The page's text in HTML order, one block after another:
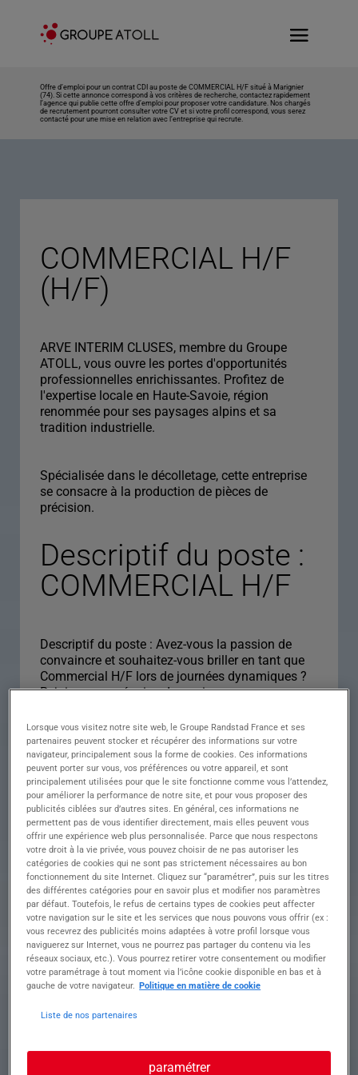
Offre d’emploi pour un contrat CDI au poste de COMMERCIAL H/F situé à Marignier
(74). Si cette annonce correspond à vos critères de recherche, contactez rapidement
l’agence qui publie cette offre d’emploi pour proposer votre candidature. Nos chargés
de recrutement pourront consulter votre CV et si votre profil correspond, vous serez
contacté pour une mise en relation avec l’entreprise qui recrute.
COMMERCIAL H/F
(H/F)
ARVE INTERIM CLUSES, membre du Groupe
ATOLL, vous ouvre les portes d'opportunités
professionnelles enrichissantes. Profitez de
l'expertise locale en Haute-Savoie, région
renommée pour ses paysages alpins et sa
tradition industrielle.
Spécialisée dans le décolletage, cette entreprise
se consacre à la production de pièces de
précision.
Descriptif du poste :
COMMERCIAL H/F
Descriptif du poste : Avez-vous la passion de
convaincre et souhaitez-vous briller en tant que
Commercial H/F lors de journées dynamiques ?
Rejoignez une équipe dynamique pour
commerciales fructueuses avec nos partenaires
et clients.
• Développer le chiffre d'affaires de différents
comptes
• Entretenir une relation dynamique et de
confiance avec les différents clients
• Animer la relation client (réunions, visites, email,
téléphone)
• Analyser les besoins des clients et être force de
propositions
• Obtenir, répondre et négocier des appels d'offres
• Concevoir/élaborer des offres financières et
techniques de manière précise et détaillée (en
s'appuyant si besoin sur les services
méthodes/qualité/achats)
• Assurer les négociations, contractualisations et
• Représenter l'entreprise lors de salons et
Lorsque vous visitez notre site web, le Groupe Randstad France et ses
partenaires peuvent stocker et récupérer des informations sur votre
navigateur, principalement sous la forme de cookies. Ces informations
peuvent porter sur vous, vos préférences ou votre appareil, et sont
principalement utilisées pour que le site fonctionne comme vous l’attendez,
pour améliorer la performance de notre site, et pour vous proposer des
publicités ciblées sur d’autres sites. En général, ces informations ne
permettent pas de vous identifier directement, mais elles peuvent vous
offrir une expérience web plus personnalisée. Parce que nous respectons
votre droit à la vie privée, vous pouvez choisir de ne pas autoriser les
catégories de cookies qui ne sont pas strictement nécessaires au bon
fonctionnement du site Internet. Cliquez sur “paramétrer”, puis sur les titres
des différentes catégories pour en savoir plus et modifier nos paramètres
par défaut. Toutefois, le refus de certains types de cookies peut affecter
votre navigation sur le site et les services que nous pouvons vous offrir (ex :
vous recevrez des publicités moins adaptées à votre profil lorsque vous
naviguerez sur Internet, vous ne pourrez pas partager du contenu via les
réseaux sociaux, etc.). Vous pourrez retirer votre consentement ou modifier
votre paramétrage à tout moment via l’icône cookie disponible en bas et à
gauche de votre navigateur. Politique en matière de cookie
Liste de nos partenaires
paramétrer